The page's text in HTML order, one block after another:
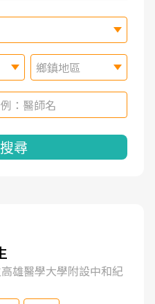
鄉鎮地區
尋
雄醫學大學附設中和紀